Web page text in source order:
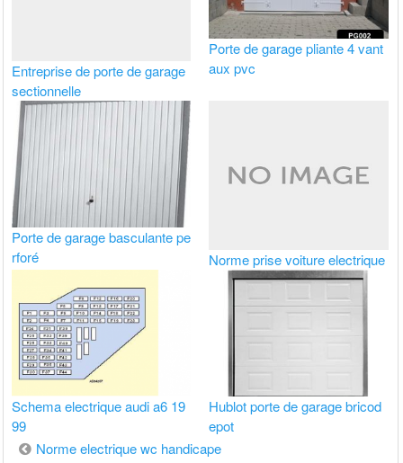
Entreprise de porte de garage
sectionnelle
Porte de garage pliante 4 vant
aux pvc
Porte de garage basculante pe
rforé
Norme prise voiture electrique
Schema electrique audi a6 19
99
Hublot porte de garage bricod
epot
Navigation
Norme electrique wc handicape